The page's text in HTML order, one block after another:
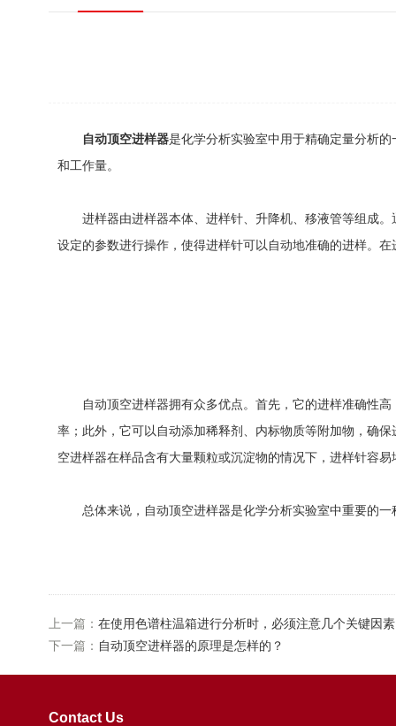
自动顶空进样器是化学分析实验室中用于精确定量分析
和工作量。
进样器由进样器本体、进样针、升降机、移液管等组成。
设定的参数进行操作，使得进样针可以自动地准确的进样。
自动顶空进样器拥有众多优点。首先，它的进样准确性高
率；此外，它可以自动添加稀释剂、内标物质等附加物，确
空进样器在样品含有大量颗粒或沉淀物的情况下，进样针容
总体来说，自动顶空进样器是化学分析实验室中重要的一
上一篇： 在使用色谱柱温箱进行分析时，必须注意几个关键因素
下一篇： 自动顶空进样器的原理是怎样的？
Contact Us